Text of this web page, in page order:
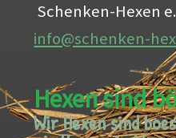
Schenken-Hexen e.
info@schenken-
Hexen sind
Wir Hexen sind